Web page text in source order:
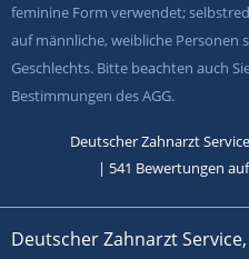
feminine Form verwendet;
auf männliche, weibliche Personen
Geschlechts. Bitte beachten auch
Bestimmungen des AGG.
Deutscher Zahnarzt Service
| 541 Bewertungen
Deutscher Zahnarzt